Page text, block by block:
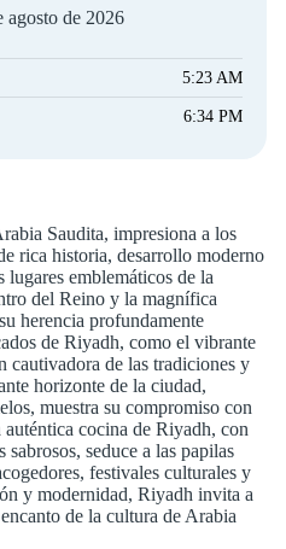
agosto de 2026
5:23 AM
6:34 PM
Saudita, impresiona a los
rica historia, desarrollo moderno
emblemáticos de la
del Reino y la magnífica
herencia profundamente
de Riyadh, como el vibrante
de las tradiciones y
horizonte de la ciudad,
muestra su compromiso con
cocina de Riyadh, con
sabrosos, seduce a las papilas
festivales culturales y
y modernidad, Riyadh invita a
de la cultura de Arabia